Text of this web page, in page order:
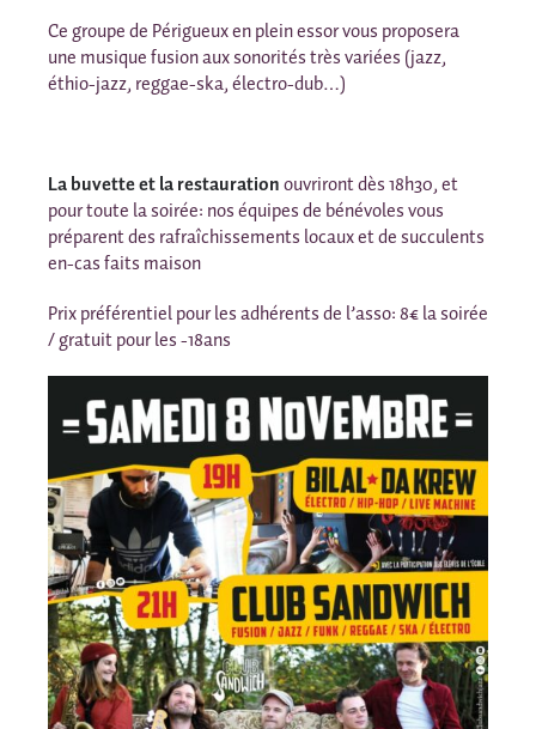
Ce groupe de Périgueux en plein essor vous proposera
une musique fusion aux sonorités très variées (jazz,
éthio-jazz, reggae-ska, électro-dub…)
La buvette et la restaurationouvriront dès 18h30, et
pour toute la soirée: nos équipes de bénévoles vous
préparent des rafraîchissements locaux et de succulents
en-cas faits maison
Prix préférentiel pour les adhérents de l’asso: 8€ la soirée
/ gratuit pour les -18ans